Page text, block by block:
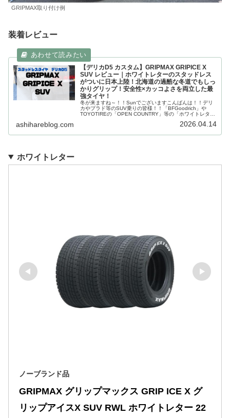
GRIPMAX取り付け例
装着レビュー
【デリカD5 カスタム】GRIPMAX GRIPICE X
SUV レビュー｜ホワイトレターのスタッドレス
がついに日本上陸！北海道の過酷な冬道でもしっ
かりグリップ！安全性×カッコよさを両立した最
強タイヤ！
冬が来ますね～！！Sunでございますこんばんは！！デリ
カやプラド等のSUV乗りの皆様！！「BFGoodrich」や
TOYOTIREの「OPEN COUNTRY」等の「ホワイトレタ
ashihareblog.com 2026.04.14
ホワイトレター
ノーブランド品
GRIPMAX グリップマックス GRIP ICE X グ
リップアイスX SUV RWL ホワイトレター 22